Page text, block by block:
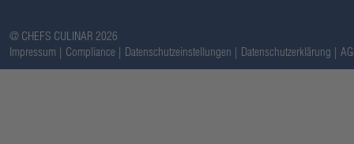
@ CHEFS CULINAR 2026
Impressum
Compliance Datenschutzeinstellungen Datenschutzerklärung